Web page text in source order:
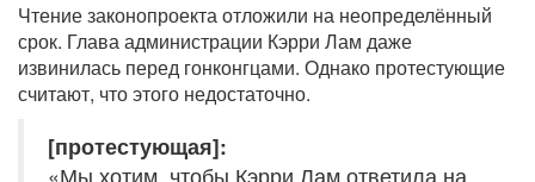
Чтение законопроекта отложили на неопределённый
срок. Глава администрации Кэрри Лам даже
извинилась перед гонконгцами. Однако протестующие
считают, что этого недостаточно.
[протестующая]:
«Мы хотим, чтобы Кэрри Лам ответила на